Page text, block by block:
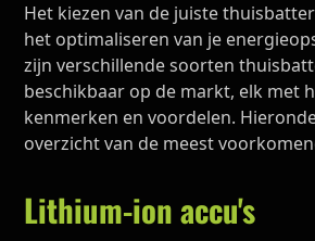
Het kiezen van de juiste
het optimaliseren van je
zijn verschillende soorten
beschikbaar op de markt, elk met
kenmerken en voordelen.
overzicht van de meest
Lithium-ion accu's